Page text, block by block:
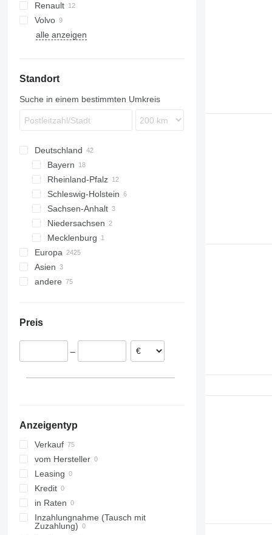
TGS
TGX
Actros
Axor
Renault
Magnum
Premium
R-series
Volvo
FH
alle anzeigen
Standort
Suche in einem bestimmten Umkreis
Deutschland
Bayern
München
Nürnberg
Neu-Ulm
Landshut
Rheinland-Pfalz
Bendorf
Schleswig-Holstein
Kiel
Sachsen-Anhalt
Magdeburg
Niedersachsen
Bovenden
Mecklenburg
Schwerin
Europa
Italien
Estland
Litauen
Asien
China
andere
Cherliani
Preis
–
Anzeigentyp
Verkauf
vom Hersteller
Leasing
Kredit
in Raten
Inzahlungnahme (Tausch mit
Zuzahlung)